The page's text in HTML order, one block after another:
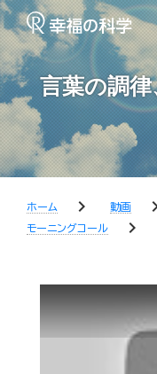
言葉の調
ホーム chevron_right 動画
モーニングコール
chevron_right